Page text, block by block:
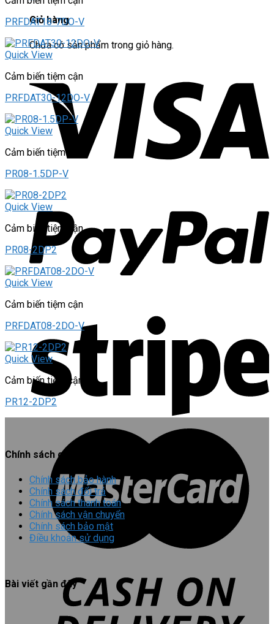
Giỏ hàng
Chưa có sản phẩm trong giỏ hàng.
PRFDAT18-7DO-V
Quick View
Cảm biến tiệm cận
PRFDAT30-12DO-V
Quick View
Cảm biến tiệm cận
PR08-1.5DP-V
Quick View
Cảm biến tiệm cận
PR08-2DP2
Quick View
Cảm biến tiệm cận
PRFDAT08-2DO-V
Quick View
Cảm biến tiệm cận
PR12-2DP2
Chính sách chung
Chính sách bảo hành
Chính sách đổi trả
Chính sách thanh toán
Chính sách vận chuyển
Chính sách bảo mật
Điều khoản sử dụng
Bài viết gần đây